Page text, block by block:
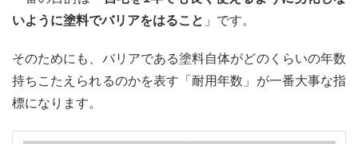
リル
塗料
メリ
ット
2.1.3
リル
いように塗料でバリアをはること 」です。
そのためにも、バリアである塗料自体がどのくらいの年数
持ちこたえられるのかを表す「耐用年数」が一番大事な指
標になります。